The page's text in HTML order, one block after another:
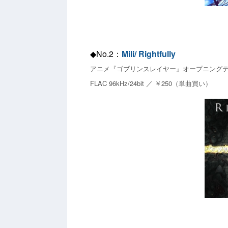
◆No.2： Mili/ Rightfully
アニメ『ゴブリンスレイヤー』オープニング
FLAC 96kHz/24bit ／ ￥250（単曲買い）